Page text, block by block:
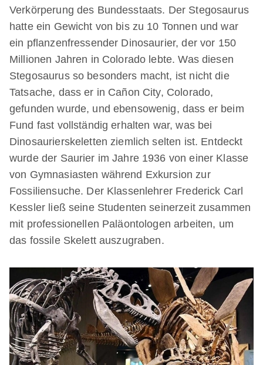
Verkörperung des Bundesstaats. Der Stegosaurus
hatte ein Gewicht von bis zu 10 Tonnen und war
ein pflanzenfressender Dinosaurier, der vor 150
Millionen Jahren in Colorado lebte. Was diesen
Stegosaurus so besonders macht, ist nicht die
Tatsache, dass er in Cañon City, Colorado,
gefunden wurde, und ebensowenig, dass er beim
Fund fast vollständig erhalten war, was bei
Dinosaurierskeletten ziemlich selten ist. Entdeckt
wurde der Saurier im Jahre 1936 von einer Klasse
von Gymnasiasten während Exkursion zur
Fossiliensuche. Der Klassenlehrer Frederick Carl
Kessler ließ seine Studenten seinerzeit zusammen
mit professionellen Paläontologen arbeiten, um
das fossile Skelett auszugraben.